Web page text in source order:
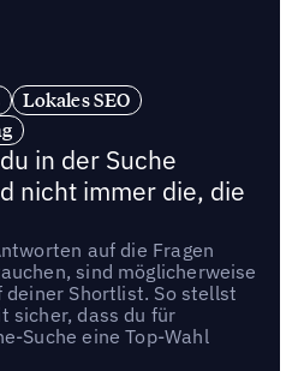
Lokales SEO
in der Suche
nicht immer die, die
auf die Fragen
sind möglicherweise
deiner Shortlist. So stellst
sicher, dass du für
Suche eine Top-Wahl